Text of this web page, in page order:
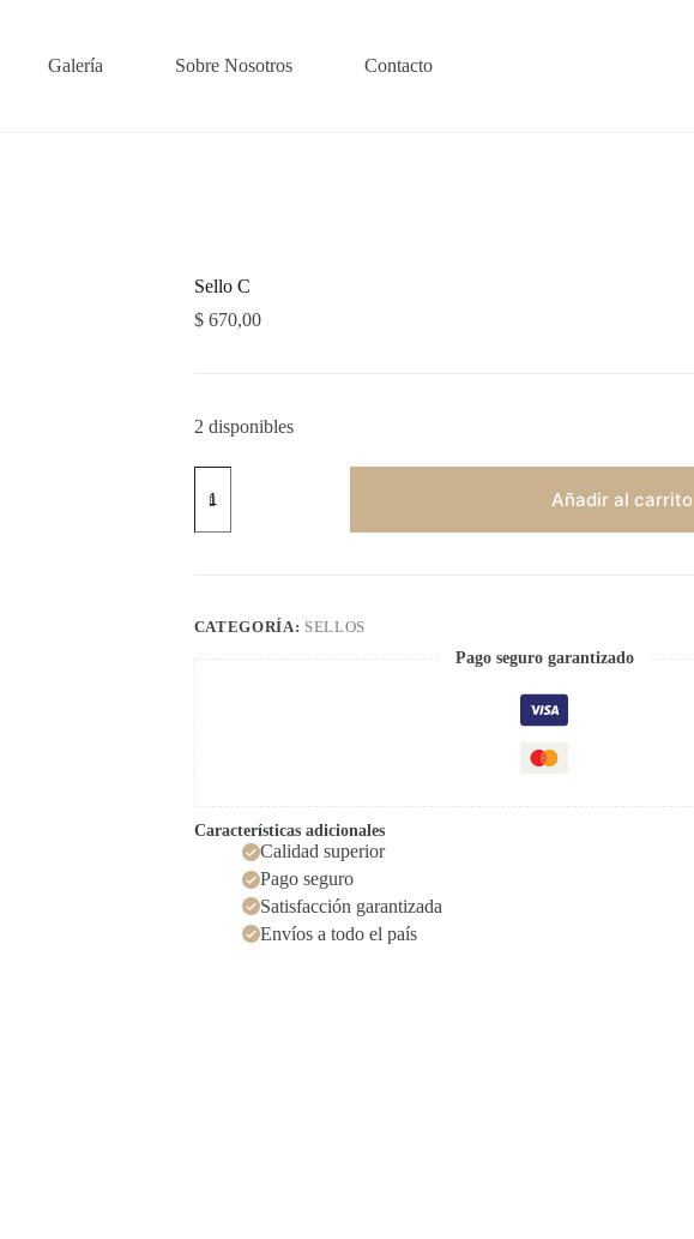
Galería Sobre Nosotros Contacto
Sello C
$670,00
2 disponibles
Añadir al carrito
CATEGORÍA: SELLOS
Pago seguro garantizado
Características adicionales
Calidad superior
Pago seguro
Satisfacción garantizada
Envíos a todo el país